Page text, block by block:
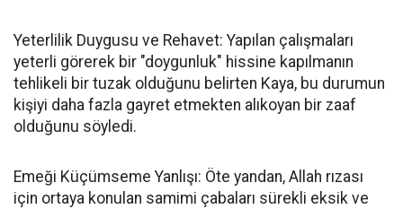
Yeterlilik Duygusu ve Rehavet: Yapılan çalışmaları
yeterli görerek bir "doygunluk" hissine kapılmanın
tehlikeli bir tuzak olduğunu belirten Kaya, bu durumun
kişiyi daha fazla gayret etmekten alıkoyan bir zaaf
olduğunu söyledi.
Emeği Küçümseme Yanlışı: Öte yandan, Allah rızası
için ortaya konulan samimi çabaları sürekli eksik ve